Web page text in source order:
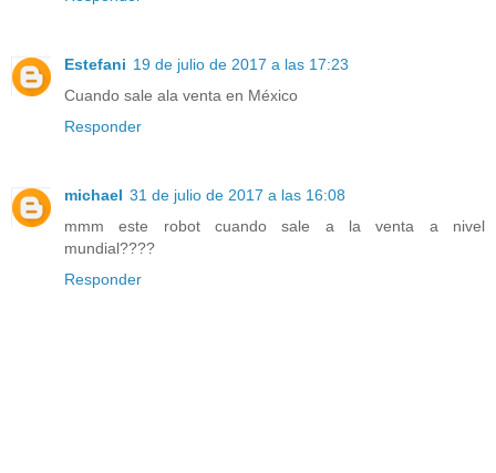
Estefani 19 de julio de 2017 a las 17:23
Cuando sale ala venta en México
Responder
michael 31 de julio de 2017 a las 16:08
mmm este robot cuando sale a la venta a nivel
mundial????
Responder